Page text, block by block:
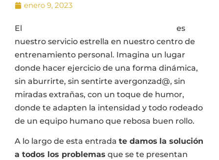
enero 9, 2023
El
es
nuestro servicio estrella en nuestro centro de
entrenamiento personal. Imagina un lugar
donde hacer ejercicio de una forma dinámica,
sin aburrirte, sin sentirte avergonzad@, sin
miradas extrañas, con un toque de humor,
donde te adapten la intensidad y todo rodeado
de un equipo humano que rebosa buen rollo.
A lo largo de esta entrada te damos la solución
a todos los problemas que se te presentan